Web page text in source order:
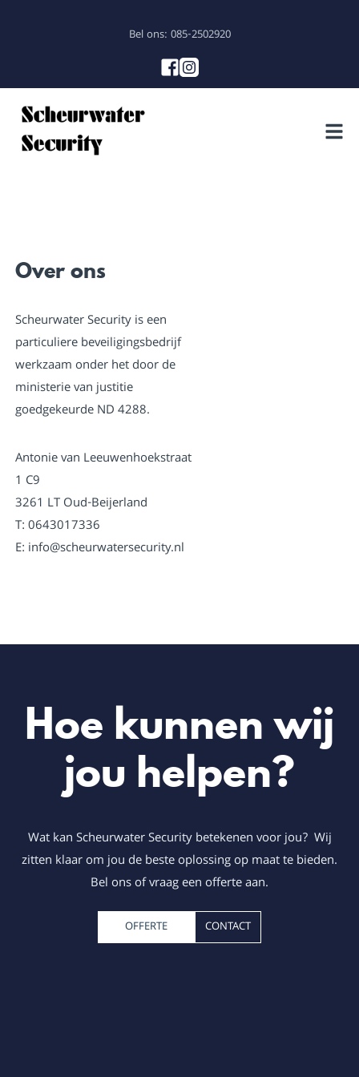
Bel ons: 085-2502920
Over ons
Scheurwater Security is een
particuliere beveiligingsbedrijf
werkzaam onder het door de
ministerie van justitie
goedgekeurde ND 4288.
Antonie van Leeuwenhoekstraat
1 C9
3261 LT Oud-Beijerland
T: 0643017336
E: info@scheurwatersecurity.nl
Hoe kunnen wij
jou helpen?
Wat kan Scheurwater Security betekenen voor jou? Wij
zitten klaar om jou de beste oplossing op maat te bieden.
Bel ons of vraag een offerte aan.
OFFERTE CONTACT